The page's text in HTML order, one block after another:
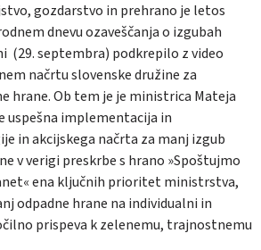
gozdarstvo in prehrano je letos
dnevu ozaveščanja o izgubah
(29. septembra) podkrepilo z video
načrtu slovenske družine za
hrane. Ob tem je je ministrica Mateja
uspešna implementacija in
in akcijskega načrta za manj izgub
v verigi preskrbe s hrano »Spoštujmo
ena ključnih prioritet ministrstva,
odpadne hrane na individualni in
prispeva k zelenemu, trajnostnemu